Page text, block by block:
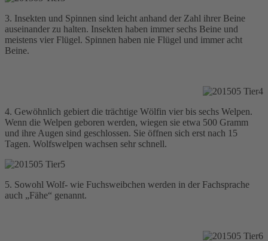
3. Insekten und Spinnen sind leicht anhand der Zahl ihrer Beine
auseinander zu halten. Insekten haben immer sechs Beine und
meistens vier Flügel. Spinnen haben nie Flügel und immer acht
Beine.
4. Gewöhnlich gebiert die trächtige Wölfin vier bis sechs Welpen.
Wenn die Welpen geboren werden, wiegen sie etwa 500 Gramm
und ihre Augen sind geschlossen. Sie öffnen sich erst nach 15
Tagen. Wolfswelpen wachsen sehr schnell.
5. Sowohl Wolf- wie Fuchsweibchen werden in der Fachsprache
auch „Fähe“ genannt.